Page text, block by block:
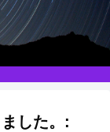
した。: